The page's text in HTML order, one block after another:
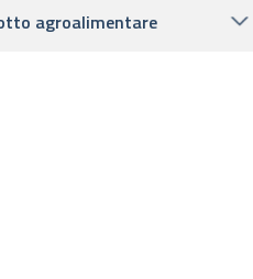
agroalimentare